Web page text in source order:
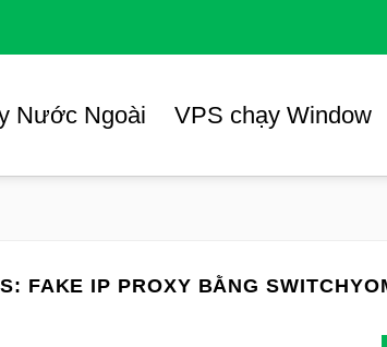
Nước Ngoài VPS chạy Window
FAKE IP PROXY BẰNG